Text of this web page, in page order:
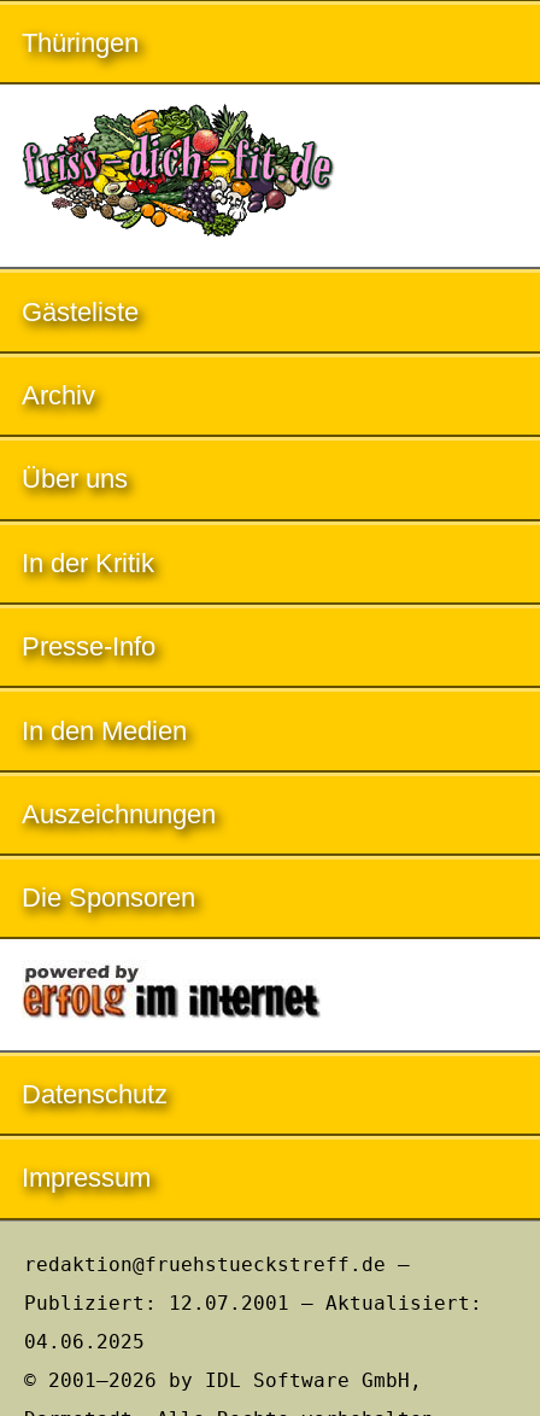
Thüringen
Gästeliste
Archiv
Über uns
In der Kritik
Presse-Info
In den Medien
Auszeichnungen
Die Sponsoren
Datenschutz
Impressum
redaktion@fruehstueckstreff.de –
Publiziert: 12.07.2001 – Aktualisiert:
04.06.2025
© 2001–2026 by IDL Software GmbH,